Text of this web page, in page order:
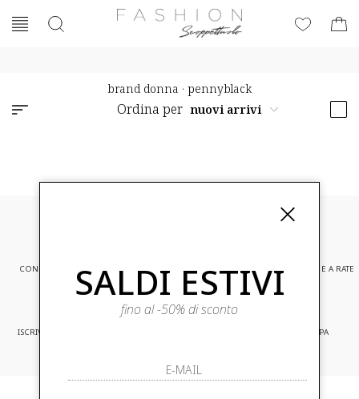
brand donna · pennyblack
Ordina per
CONSEGNA EXPRESS ASSISTENZA CLIENTI PAGAMENTI SICURI E A RATE
ISCRIVITI ED ACCEDI A PROMOZIONI
CONSEGNA IN TUTTA EUROPA
SALDI ESTIVI
fino al -50% di sconto